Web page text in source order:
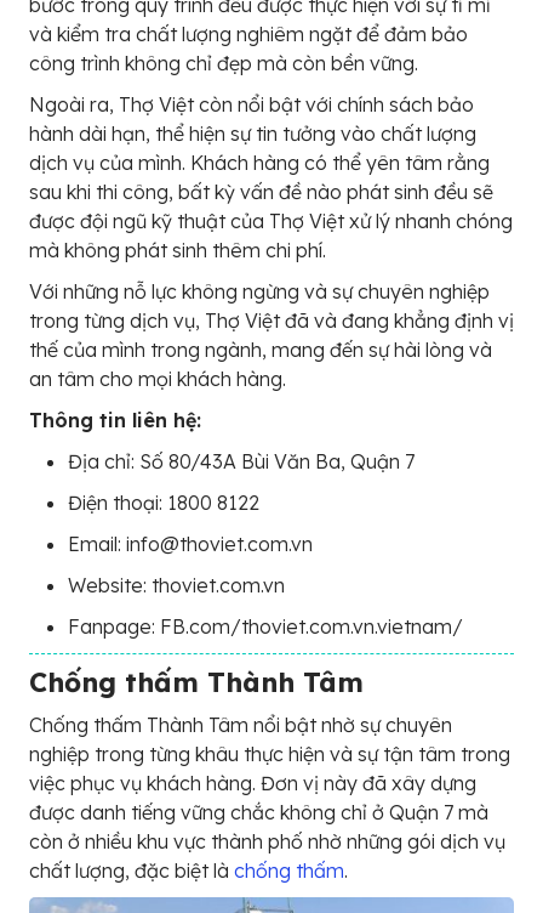
bước trong quy trình đều được thực hiện với sự tỉ mỉ
và kiểm tra chất lượng nghiêm ngặt để đảm bảo
công trình không chỉ đẹp mà còn bền vững.
Ngoài ra, Thợ Việt còn nổi bật với chính sách bảo
hành dài hạn, thể hiện sự tin tưởng vào chất lượng
dịch vụ của mình. Khách hàng có thể yên tâm rằng
sau khi thi công, bất kỳ vấn đề nào phát sinh đều sẽ
được đội ngũ kỹ thuật của Thợ Việt xử lý nhanh chóng
mà không phát sinh thêm chi phí.
Với những nỗ lực không ngừng và sự chuyên nghiệp
trong từng dịch vụ, Thợ Việt đã và đang khẳng định vị
thế của mình trong ngành, mang đến sự hài lòng và
an tâm cho mọi khách hàng.
Thông tin liên hệ:
Địa chỉ: Số 80/43A Bùi Văn Ba, Quận 7
Điện thoại: 1800 8122
Email: info@thoviet.com.vn
Website: thoviet.com.vn
Fanpage: FB.com/thoviet.com.vn.vietnam/
Chống thấm Thành Tâm
Chống thấm Thành Tâm nổi bật nhờ sự chuyên
nghiệp trong từng khâu thực hiện và sự tận tâm trong
việc phục vụ khách hàng. Đơn vị này đã xây dựng
được danh tiếng vững chắc không chỉ ở Quận 7 mà
còn ở nhiều khu vực thành phố nhờ những gói dịch vụ
chất lượng, đặc biệt là chống thấm.